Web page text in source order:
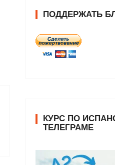
ПОДДЕРЖАТЬ
КУРС ПО
ТЕЛЕГРАМЕ